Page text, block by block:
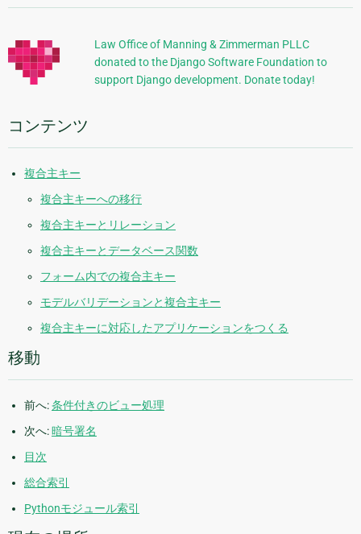
ペ
ジ
加
的
な
報
Law Office of Manning & Zimmerman PLLC
donated to the Django Software Foundation to
support Django development. Donate today!
コンテンツ
複合主キー
複合主キーへの移行
複合主キーとリレーション
複合主キーとデータベース関数
フォーム内での複合主キー
モデルバリデーションと複合主キー
複合主キーに対応したアプリケーションをつくる
移動
前へ:条件付きのビュー処理
次へ:暗号署名
目次
総合索引
Pythonモジュール索引